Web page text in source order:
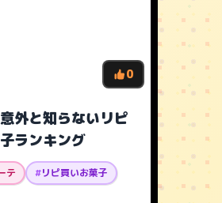
0
外と知らないリピ
ランキング
テ #リピ買いお菓子